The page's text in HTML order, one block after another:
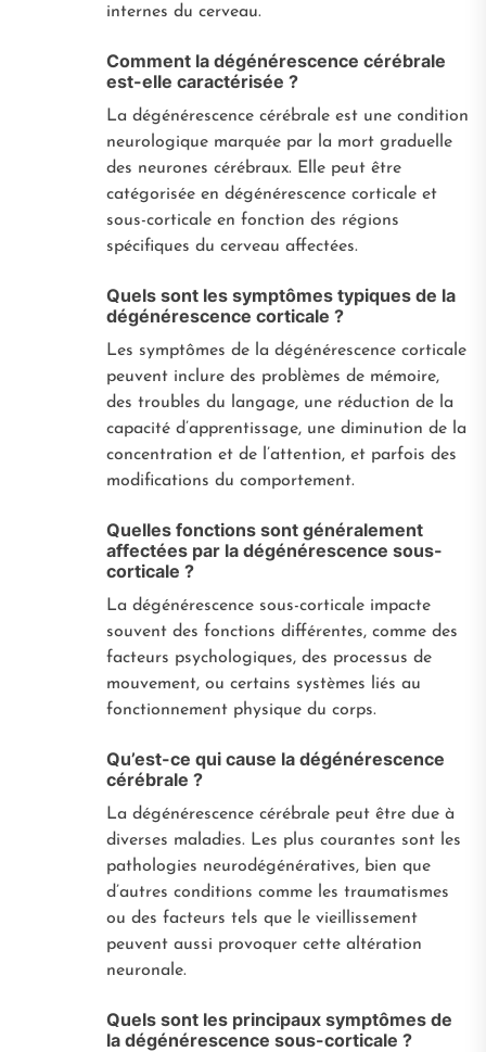
internes du cerveau.
Comment la dégénérescence cérébrale
est-elle caractérisée ?
La dégénérescence cérébrale est une condition
neurologique marquée par la mort graduelle
des neurones cérébraux. Elle peut être
catégorisée en dégénérescence corticale et
sous-corticale en fonction des régions
spécifiques du cerveau affectées.
Quels sont les symptômes typiques de la
dégénérescence corticale ?
Les symptômes de la dégénérescence corticale
peuvent inclure des problèmes de mémoire,
des troubles du langage, une réduction de la
capacité d’apprentissage, une diminution de la
concentration et de l’attention, et parfois des
modifications du comportement.
Quelles fonctions sont généralement
affectées par la dégénérescence sous-
corticale ?
La dégénérescence sous-corticale impacte
souvent des fonctions différentes, comme des
facteurs psychologiques, des processus de
mouvement, ou certains systèmes liés au
fonctionnement physique du corps.
Qu’est-ce qui cause la dégénérescence
cérébrale ?
La dégénérescence cérébrale peut être due à
diverses maladies. Les plus courantes sont les
pathologies neurodégénératives, bien que
d’autres conditions comme les traumatismes
ou des facteurs tels que le vieillissement
peuvent aussi provoquer cette altération
neuronale.
Quels sont les principaux symptômes de
la dégénérescence sous-corticale ?